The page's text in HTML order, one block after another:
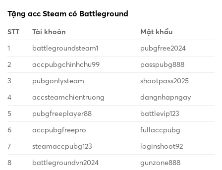
Tặng acc Steam có Battleground
STT Tài khoản
Mật khẩu
1
battlegroundsteam1
pubgfree2024
2
accpubgchinhchu99
passpubg888
3
pubgonlysteam
shootpass2025
4
accsteamchientruong
dangnhapngay
5
pubgfreeplayer88
battlevip123
6
accpubgfreepro
fullaccpubg
7
steamaccpubg123
loginshoot92
8
battlegroundvn2024
gunzone888